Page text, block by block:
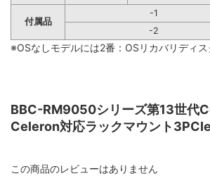
付属品
-1
-2
※OSなしモデルには2番：OSリカバリディス
BBC-RM9050シリーズ第13世代
Celeron対応ラックマウント
この商品のレビューはありません